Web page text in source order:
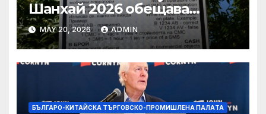
Шанхай 2026 обещава
вълнуващи научно-
технологични иновации
MAY 20, 2026 ADMIN
БЪЛГАРО-КИТАЙСКА ТЪРГОВСКО-ПРОМИШЛЕНА ПАЛAТА